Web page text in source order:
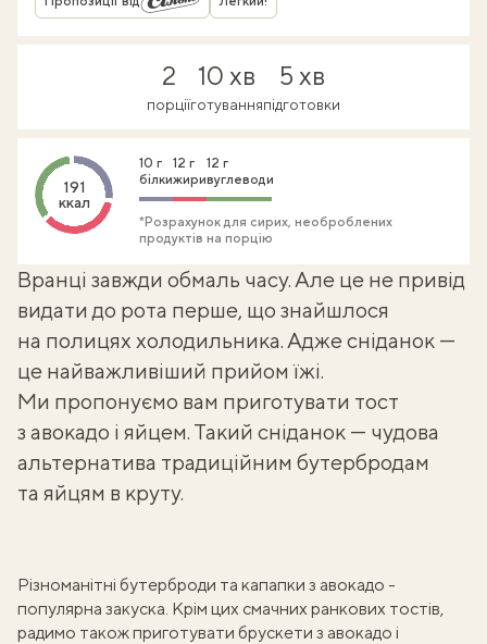
2
порції
10 хв
готування
5 хв
підготовки
191
ккал
10 г
білки
12 г
жири
12 г
вуглеводи
*Розрахунок для сирих, необроблених
продуктів на порцію
Вранці завжди обмаль часу. Але це не привід
видати до рота перше, що знайшлося
на полицях холодильника. Адже сніданок —
це найважливіший прийом їжі.
Ми пропонуємо вам приготувати тост
з авокадо і яйцем. Такий сніданок — чудова
альтернатива традиційним бутербродам
та яйцям в круту.
Різноманітні бутерброди та капапки з авокадо -
популярна закуска. Крім цих смачних ранкових тостів,
радимо також приготувати брускети з авокадо і